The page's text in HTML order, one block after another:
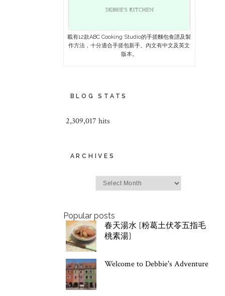
載有12款ABC Cooking Studio的手搓麵包食譜及製
作方法，十分適合手搓包新手。內文有中文及英文
版本。
BLOG STATS
2,309,017 hits
ARCHIVES
Popular posts
春天湯水 [粉葛土伏苓五指毛
桃素湯]
Welcome to Debbie's Adventure